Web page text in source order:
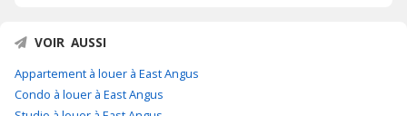
VOIR AUSSI
Appartement à louer à East Angus
Condo à louer à East Angus